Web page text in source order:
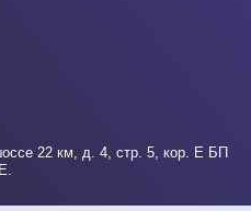
22 км, д. 4, стр. 5, кор. Е БП